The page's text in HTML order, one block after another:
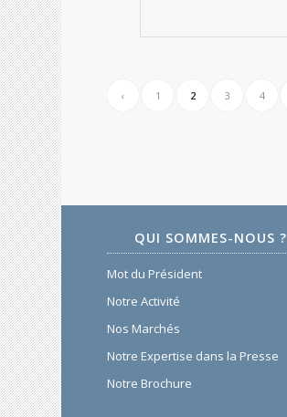
‹ 1 2 3 4
QUI SOMMES-NOUS ?
Mot du Président
Notre Activité
Nos Marchés
Notre Expertise dans la Presse
Notre Brochure